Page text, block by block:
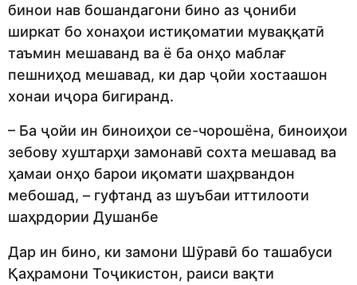
бинои нав бошандагони бино аз ҷониби
ширкат бо хонаҳои истиқоматии муваққатӣ
таъмин мешаванд ва ё ба онҳо маблағ
пешниҳод мешавад, ки дар ҷойи хостаашон
хонаи иҷора бигиранд.
– Ба ҷойи ин биноиҳои се-чорошёна, биноиҳои
зебову хуштарҳи замонавӣ сохта мешавад ва
ҳамаи онҳо барои иқомати шаҳрвандон
мебошад, – гуфтанд аз шуъбаи иттилооти
шаҳрдории Душанбе
Дар ин бино, ки замони Шӯравӣ бо ташабуси
Қаҳрамони Тоҷикистон, раиси вақти